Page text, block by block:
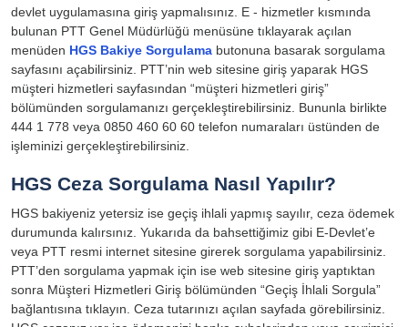
devlet uygulamasına giriş yapmalısınız. E - hizmetler kısmında
bulunan PTT Genel Müdürlüğü menüsüne tıklayarak açılan
menüden HGS Bakiye Sorgulama butonuna basarak sorgulama
sayfasını açabilirsiniz. PTT’nin web sitesine giriş yaparak HGS
müşteri hizmetleri sayfasından “müşteri hizmetleri giriş”
bölümünden sorgulamanızı gerçekleştirebilirsiniz. Bununla birlikte
444 1 778 veya 0850 460 60 60 telefon numaraları üstünden de
işleminizi gerçekleştirebilirsiniz.
HGS Ceza Sorgulama Nasıl Yapılır?
HGS bakiyeniz yetersiz ise geçiş ihlali yapmış sayılır, ceza ödemek
durumunda kalırsınız. Yukarıda da bahsettiğimiz gibi E-Devlet’e
veya PTT resmi internet sitesine girerek sorgulama yapabilirsiniz.
PTT’den sorgulama yapmak için ise web sitesine giriş yaptıktan
sonra Müşteri Hizmetleri Giriş bölümünden “Geçiş İhlali Sorgula”
bağlantısına tıklayın. Ceza tutarınızı açılan sayfada görebilirsiniz.